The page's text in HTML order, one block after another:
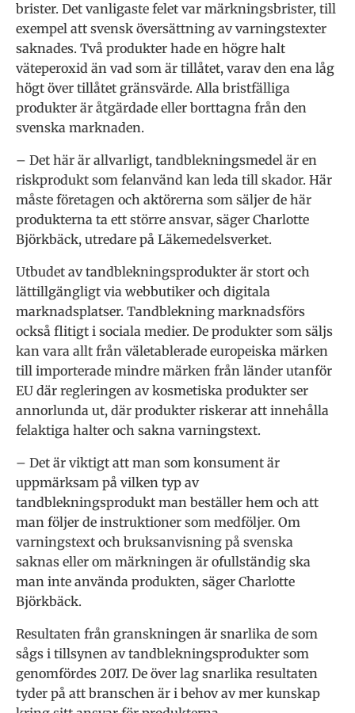
brister. Det vanligaste felet var märkningsbrister, till
exempel att svensk översättning av varningstexter
saknades. Två produkter hade en högre halt
väteperoxid än vad som är tillåtet, varav den ena låg
högt över tillåtet gränsvärde. Alla bristfälliga
produkter är åtgärdade eller borttagna från den
svenska marknaden.
– Det här är allvarligt, tandblekningsmedel är en
riskprodukt som felanvänd kan leda till skador. Här
måste företagen och aktörerna som säljer de här
produkterna ta ett större ansvar, säger Charlotte
Björkbäck, utredare på Läkemedelsverket.
Utbudet av tandblekningsprodukter är stort och
lättillgängligt via webbutiker och digitala
marknadsplatser. Tandblekning marknadsförs
också flitigt i sociala medier. De produkter som säljs
kan vara allt från väletablerade europeiska märken
till importerade mindre märken från länder utanför
EU där regleringen av kosmetiska produkter ser
annorlunda ut, där produkter riskerar att innehålla
felaktiga halter och sakna varningstext.
– Det är viktigt att man som konsument är
uppmärksam på vilken typ av
tandblekningsprodukt man beställer hem och att
man följer de instruktioner som medföljer. Om
varningstext och bruksanvisning på svenska
saknas eller om märkningen är ofullständig ska
man inte använda produkten, säger Charlotte
Björkbäck.
Resultaten från granskningen är snarlika de som
sågs i tillsynen av tandblekningsprodukter som
genomfördes 2017. De över lag snarlika resultaten
tyder på att branschen är i behov av mer kunskap